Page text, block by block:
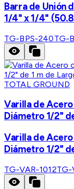
Barra de Unión
1/4" x 1/4"
TG-BPS-240TG-
TOTAL GROUND
Varilla de
Diámetro 1/2"
Varilla de
Diámetro 1/2"
TG-VAR-1012TG-